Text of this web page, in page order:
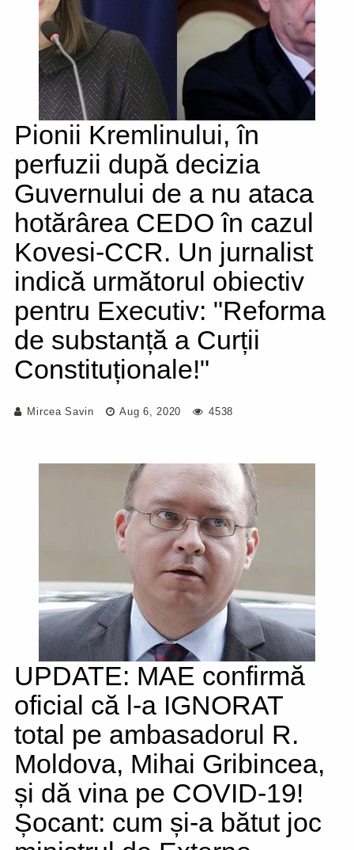
Pionii Kremlinului, în
perfuzii după decizia
Guvernului de a nu ataca
hotărârea CEDO în cazul
Kovesi-CCR. Un jurnalist
indică următorul obiectiv
pentru Executiv: "Reforma
de substanță a Curții
Constituționale!"
Mircea Savin Aug 6, 2020 4538
UPDATE: MAE confirmă
oficial că l-a IGNORAT
total pe ambasadorul R.
Moldova, Mihai Gribincea,
și dă vina pe COVID-19!
Șocant: cum și-a bătut joc